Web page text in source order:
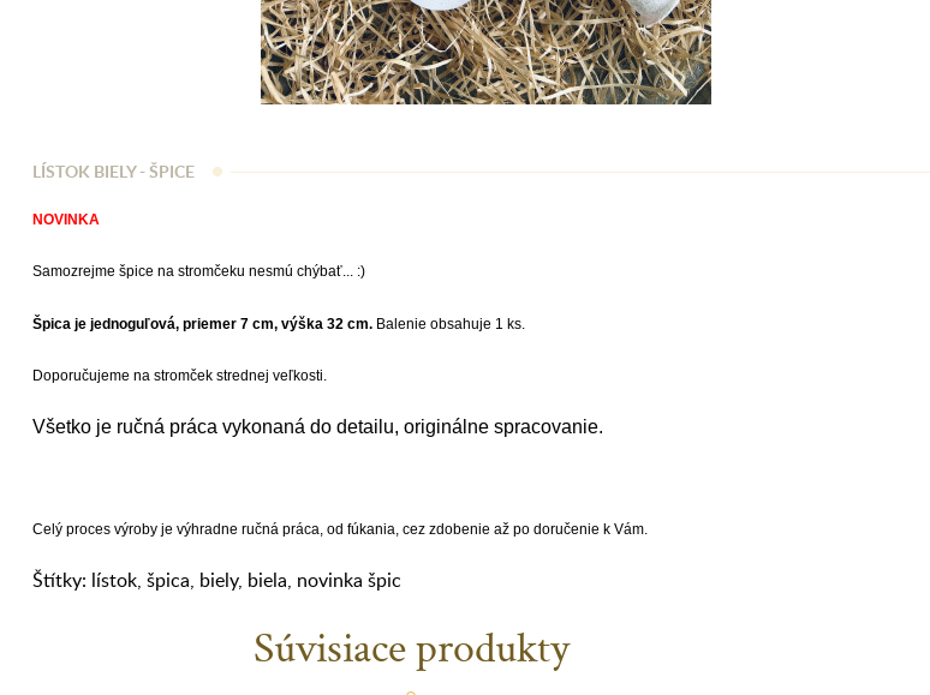
LÍSTOK BIELY - ŠPICE
NOVINKA
Samozrejme špice na stromčeku nesmú chýbať... :)
Špica je jednoguľová, priemer 7 cm, výška 32 cm. Balenie obsahuje 1 ks.
Doporučujeme na stromček strednej veľkosti.
Všetko je ručná práca vykonaná do detailu, originálne spracovanie.
Celý proces výroby je výhradne ručná práca, od fúkania, cez zdobenie až po doručenie k Vám.
Štítky: lístok, špica, biely, biela, novinka špic
Súvisiace produkty